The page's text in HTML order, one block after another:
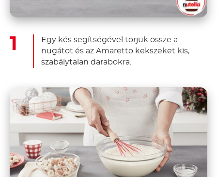
Egy kés segítségével törjük össze a
nugátot és az Amaretto kekszeket kis,
szabálytalan darabokra.